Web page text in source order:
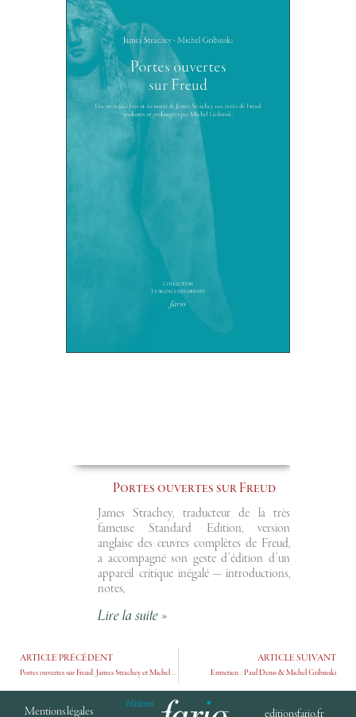
Portes ouvertes sur Freud
James Strachey, traducteur de la très
fameuse Standard Edition, version
anglaise des œuvres complètes de Freud,
a accompagné son geste d’édition d’un
appareil critique inégalé — introductions,
notes,
Lire la suite »
ARTICLE PRÉCÉDENT
Portes ouvertes sur Freud. James Strachey et Michel Gribinski
ARTICLE SUIVANT
Entretien : Paul Denis & Michel Gribinski
Mentions légales editionsfario.fr